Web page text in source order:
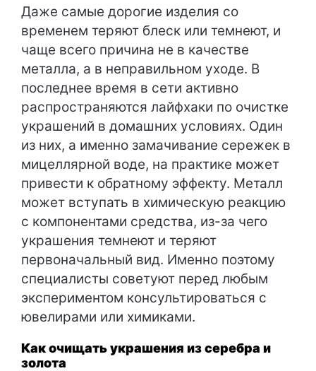
Даже самые дорогие изделия со
временем теряют блеск или темнеют, и
чаще всего причина не в качестве
металла, а в неправильном уходе. В
последнее время в сети активно
распространяются лайфхаки по очистке
украшений в домашних условиях. Один
из них, а именно замачивание сережек в
мицеллярной воде, на практике может
привести к обратному эффекту. Металл
может вступать в химическую реакцию
с компонентами средства, из-за чего
украшения темнеют и теряют
первоначальный вид. Именно поэтому
специалисты советуют перед любым
экспериментом консультироваться с
ювелирами или химиками.
Как очищать украшения из серебра и
золота